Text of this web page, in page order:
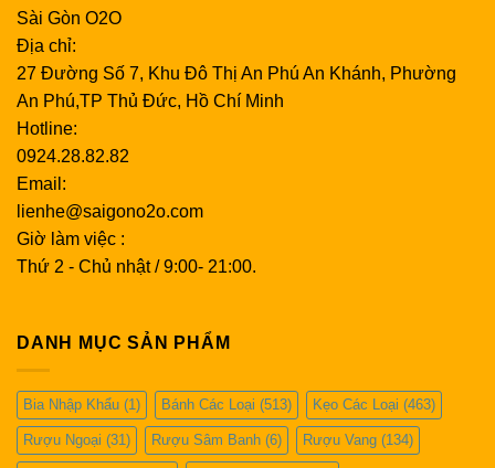
Sài Gòn O2O
Địa chỉ:
27 Đường Số 7, Khu Đô Thị An Phú An Khánh, Phường
An Phú,TP Thủ Đức, Hồ Chí Minh
Hotline:
0924.28.82.82
Email:
lienhe@saigono2o.com
Giờ làm việc :
Thứ 2 - Chủ nhật / 9:00- 21:00.
DANH MỤC SẢN PHẨM
Bia Nhập Khẩu (1) Bánh Các Loại (513) Kẹo Các Loại (463)
Rượu Ngoại (31) Rượu Sâm Banh (6) Rượu Vang (134)